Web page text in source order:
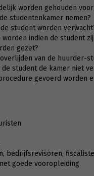
worden gehouden
studentenkamer nemen?
student worden
indien de student
gezet?
van de huurder-
de student de kamer niet
gevoerd worden
bedrijfsrevisoren,
goede vooropleiding